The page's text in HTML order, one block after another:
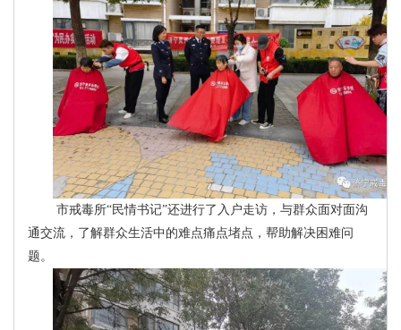
市戒毒所“民情书记”还进行了入户走访，与群众面对面沟
通交流，了解群众生活中的难点痛点堵点，帮助解决困难问
题。